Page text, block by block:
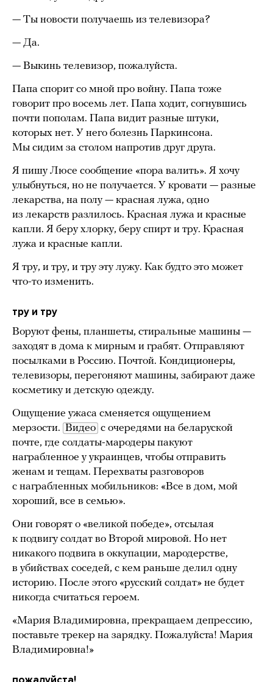
— Ты новости получаешь из телевизора?
— Да.
— Выкинь телевизор, пожалуйста.
Папа спорит со мной про войну. Папа тоже
говорит про восемь лет. Папа ходит, согнувшись
почти пополам. Папа видит разные штуки,
которых нет. У него болезнь Паркинсона.
Мы сидим за столом напротив друг друга.
Я пишу Люсе сообщение «пора валить». Я хочу
улыбнуться, но не получается. У кровати — разные
лекарства, на полу — красная лужа, одно
из лекарств разлилось. Красная лужа и красные
капли. Я беру хлорку, беру спирт и тру. Красная
лужа и красные капли.
Я тру, и тру, и тру эту лужу. Как будто это может
что-то изменить.
тру и тру
Воруют фены, планшеты, стиральные машины —
заходят в дома к мирным и грабят. Отправляют
посылками в Россию. Почтой. Кондиционеры,
телевизоры, перегоняют машины, забирают даже
косметику и детскую одежду.
Ощущение ужаса сменяется ощущением
мерзости. Видео с очередями на беларуской
почте, где солдаты-мародеры пакуют
награбленное у украинцев, чтобы отправить
женам и тещам. Перехваты разговоров
с награбленных мобильников: «Все в дом, мой
хороший, все в семью».
Они говорят о «великой победе», отсылая
к подвигу солдат во Второй мировой. Но нет
никакого подвига в оккупации, мародерстве,
в убийствах соседей, с кем раньше делил одну
историю. После этого «русский солдат» не будет
никогда считаться героем.
«Мария Владимировна, прекращаем депрессию,
поставьте трекер на зарядку. Пожалуйста! Мария
Владимировна!»